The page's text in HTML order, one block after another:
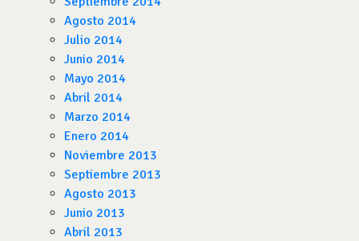
Agosto 2014
Julio 2014
Junio 2014
Mayo 2014
Abril 2014
Marzo 2014
Enero 2014
Noviembre 2013
Septiembre 2013
Agosto 2013
Junio 2013
Abril 2013